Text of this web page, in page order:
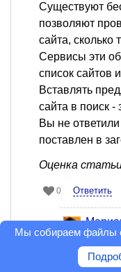
Существуют
позволяют
сайта, сколько
Сервисы эти
список сайтов
Вставлять
сайта в поиск -
Вы не
поставлен в
Оценка
0 Ответить
Бывший
5 января 2012
Виктория
Мы собираем файлы